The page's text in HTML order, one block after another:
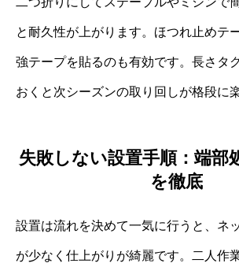
と耐久性が上がります。ほつれ止めテ
強テープを貼るのも有効です。長さタ
おくと次シーズンの取り回しが格段に
失敗しない設置手順：端部
を徹底
設置は流れを決めて一気に行うと、ネ
が少なく仕上がりが綺麗です。二人作